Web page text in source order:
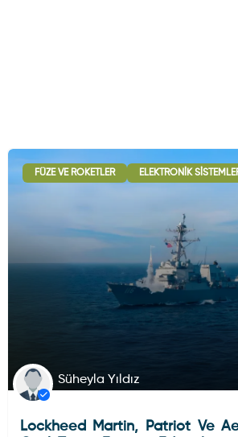
FÜZE VE ROKETLER ELEKTRONIK
Süheyla Yıldız
Lockheed Martin, Patriot Ve